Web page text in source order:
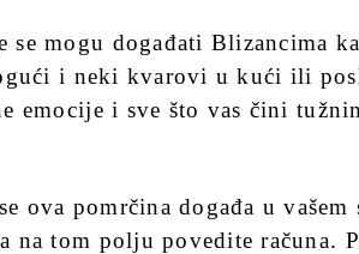
se mogu događati Blizancima
i neki kvarovi u kući ili
emocije i sve što vas čini
ova pomrčina događa u vašem
na tom polju povedite računa.